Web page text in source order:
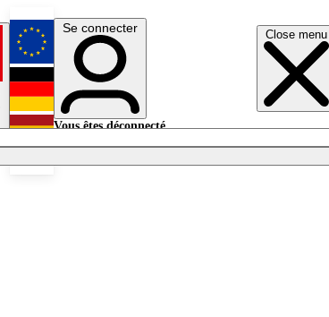
Close menu
English
Deutsch
Se connecter
Vous êtes déconnecté.